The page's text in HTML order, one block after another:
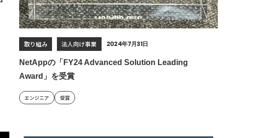
取り組み 法人向け事業 2024年7月31日
NetAppの「FY24 Advanced Solution Leading
Award」を受賞
エンジニア 受賞